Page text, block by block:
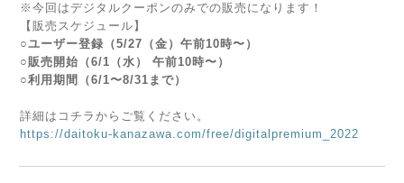
※今回はデジタルクーポンのみでの販売になります！
【販売スケジュール】
○ユーザー登録（5/27（金）午前10時〜）
○販売開始（6/1（水） 午前10時〜）
○利用期間（6/1〜8/31まで）
詳細はコチラからご覧ください。
https://daitoku-kanazawa.com/free/digitalpremium_2022